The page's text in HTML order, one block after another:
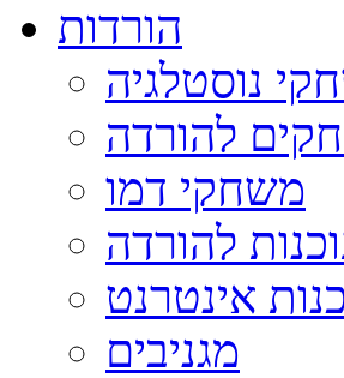
הורדות
נוסטלגיה
להורדה
משחקי דמו
להורדה
אינטרנט
מגניבים